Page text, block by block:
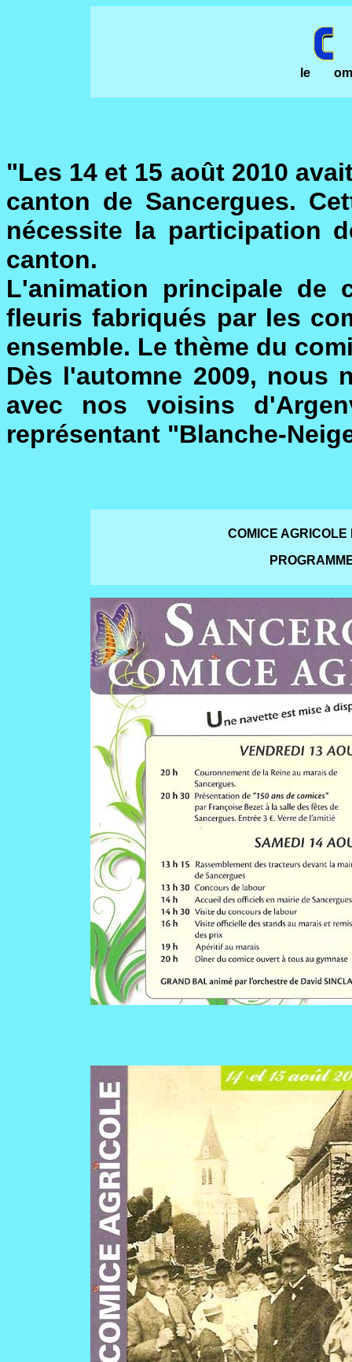
le
"Les 14 et 15 août 2010
canton de Sancergues.
nécessite la participation
canton.
L'animation principale de
fleuris fabriqués par les
ensemble. Le thème du
Dès l'automne 2009, nous
avec nos voisins
représentant "Blanche-
COMICE